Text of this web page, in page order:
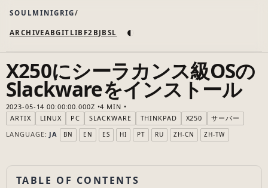
SOULMINIGRIG
ARCHIVEABGIT LIB F2B JB SL ◐
X250にシーラカンス級OSの
Slackwareをインストール
2023-05-14 00:00:00.000Z
4 MIN
ARTIX
LINUX PC SLACKWARE THINKPAD X250
サーバー
LANGUAGE: JA BN EN ES HI PT RU ZH-CN ZH-TW
TABLE OF CONTENTS